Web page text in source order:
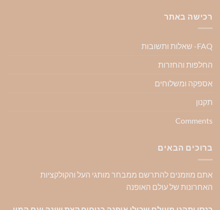
רכישה באתר
FAQ- שאלות ותשובות
החלפות והחזרות
אספקה ומשלוחים
תקנון
Comments
ברוכים הבאים
אתם מוזמנים להתרשם ממבחר מותגי העל והקולקציות
האחרונות של עולם האופנה